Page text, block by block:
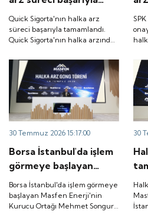
tamamlandı. Quick
Sigorta'nın halka
arzında bireysel
tutarın yaklaşık 1,31
katı ve yurt içi
kurumsal yatırımcılara
ayrılan tutarın ise 1,07
katı talep geldi. Quick
2026 tarihinde “QUICK”
işlem koduyla Borsa
İstanbul'da işlem
görmeye başlayacak.
Quick Sigorta'nın halka arz
süreci başarıyla tamamlandı.
Quick Sigorta'nın halka arzında
tutarın yaklaşık 1,31 katı ve yurt
içi kurumsal yatırımcılara
ayrılan tutarın ise 1,07 katı talep
geldi. Quick Sigorta, 6 Ağustos
2026 tarihinde “QUICK” işlem
koduyla Borsa İstanbul'da işlem
30 Temmuz 2026 15:17:00
Borsa İstanbul'da işlem
görmeye başlayan
Masfen Enerji'nin
Kurucu Ortağı Mehmet
Songur, şirketin yatırım
Borsa İstanbul'da işlem görmeye
başlayan Masfen Enerji'nin
Kurucu Ortağı Mehmet Songur,
30